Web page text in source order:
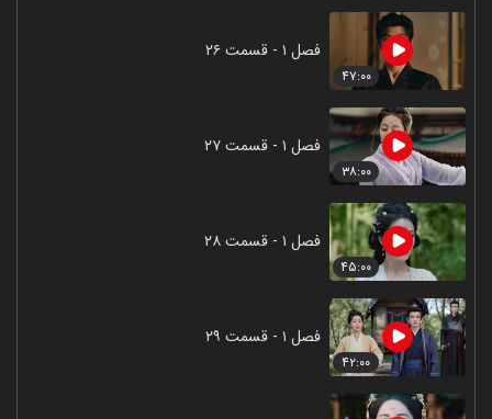
۴۷:۰۰
فصل ۱ - قسمت ۲۶
۳۸:۰۰
فصل ۱ - قسمت ۲۷
۴۵:۰۰
فصل ۱ - قسمت ۲۸
۴۲:۰۰
فصل ۱ - قسمت ۲۹